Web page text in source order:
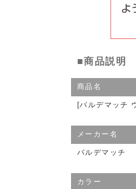
■商品説明
商品名
[バルデマッチ
メーカー名
バルデマッチ
カラー